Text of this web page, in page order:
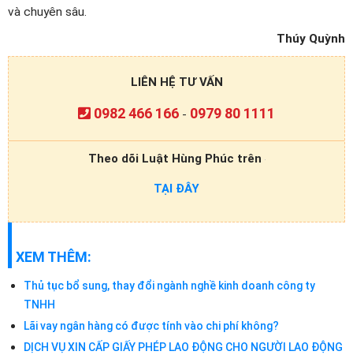
và chuyên sâu.
Thúy Quỳnh
LIÊN HỆ TƯ VẤN
0982 466 166 - 0979 80 1111
Theo dõi Luật Hùng Phúc trên
TẠI ĐÂY
XEM THÊM:
Thủ tục bổ sung, thay đổi ngành nghề kinh doanh công ty
TNHH
Lãi vay ngân hàng có được tính vào chi phí không?
DỊCH VỤ XIN CẤP GIẤY PHÉP LAO ĐỘNG CHO NGƯỜI LAO ĐỘNG